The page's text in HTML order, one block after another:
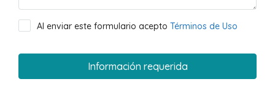
Al enviar este formulario acepto Términos de Uso
Información requerida